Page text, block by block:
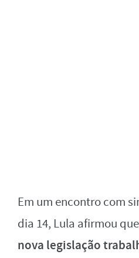
Em um encontro com
dia 14, Lula afirmou que
nova legislação